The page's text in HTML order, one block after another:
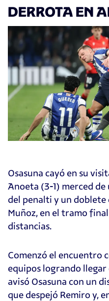
DERROTA EN
Osasuna cayó en su
Anoeta (3-1) merced
del penalti y un doblete
Muñoz, en el tramo
distancias.
Comenzó el encuentro
equipos logrando
avisó Osasuna con un
que despejó Remiro y,